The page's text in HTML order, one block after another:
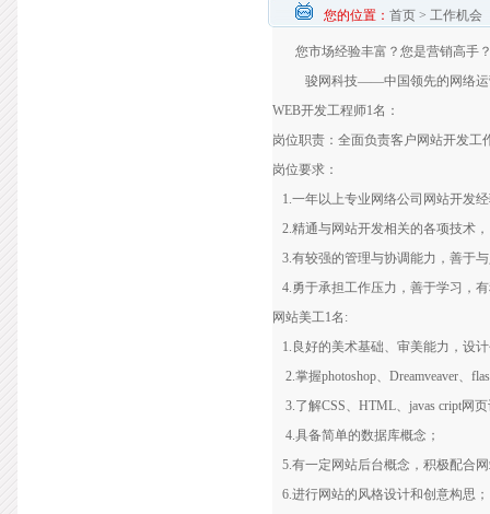
您的位置： 首页 > 工作机会
您市场经验丰富？您是营销高手
骏网科技——中国领先的网络运
WEB开发工程师1名：
岗位职责：全面负责客户网站开发工
岗位要求：
1.一年以上专业网络公司网站开发
2.精通与网站开发相关的各项技术
3.有较强的管理与协调能力，善于
4.勇于承担工作压力，善于学习，
网站美工1名:
1.良好的美术基础、审美能力，设
2.掌握photoshop、Dreamveaver、
3.了解CSS、HTML、javas cript网
4.具备简单的数据库概念；
5.有一定网站后台概念，积极配合
6.进行网站的风格设计和创意构思；